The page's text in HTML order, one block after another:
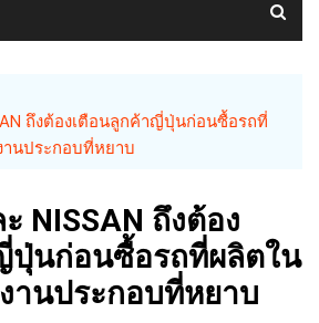
ถึงต้องเตือนลูกค้าญี่ปุ่นก่อนซื้อรถที่
านประกอบที่หยาบ
NISSAN ถึงต้อง
ปุ่นก่อนซื้อรถที่ผลิตใน
านประกอบที่หยาบ